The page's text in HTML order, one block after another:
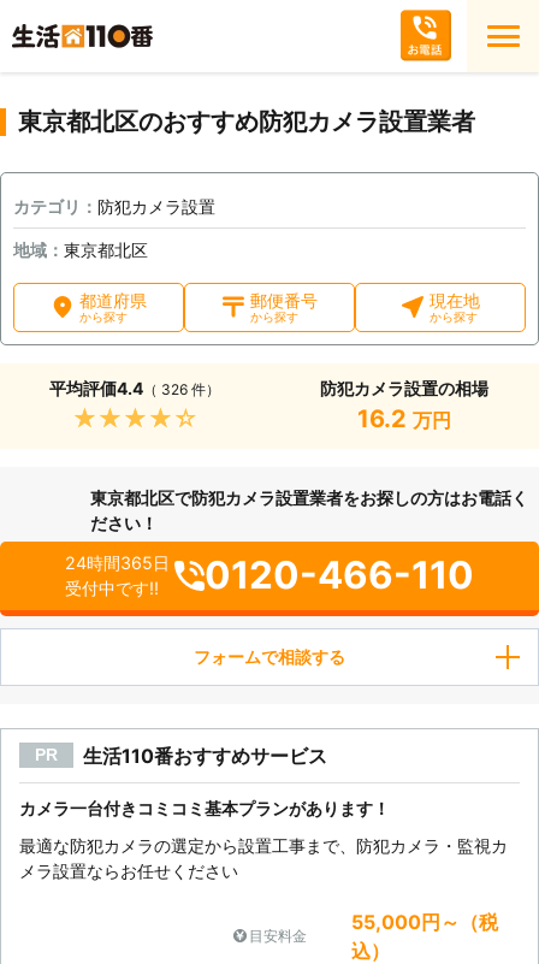
東京都北区のおすすめ防犯カメラ設置業者
カテゴリ： 防犯カメラ設置
地域： 東京都北区
都道府県
から探す
郵便番号
から探す
現在地
から探す
平均評価4.4 （ 326 件）
★★★★★
防犯カメラ設置の相場
16.2 万円
東京都北区で防犯カメラ設置業者をお探しの方はお電話く
ださい！
24時間365日
受付中です!!
0120-466-110
フォームで相談する
PR 生活110番おすすめサービス
カメラ一台付きコミコミ基本プランがあります！
最適な防犯カメラの選定から設置工事まで、防犯カメラ・監視カ
メラ設置ならお任せください
目安料金
55,000円～（税
込）